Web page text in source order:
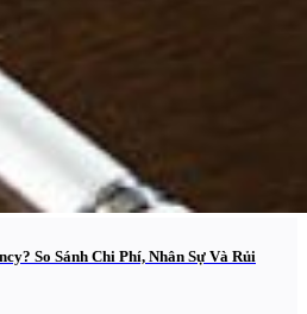
So Sánh Chi Phí, Nhân Sự Và Rủi